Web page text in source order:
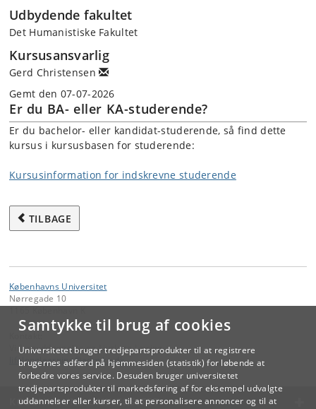
Samtykke til brug af cookies
Universitetet bruger tredjepartsprodukter til at registrere
brugernes adfærd på hjemmesiden (statistik) for løbende at
forbedre vores service. Desuden bruger universitetet
tredjepartsprodukter til markedsføring af for eksempel udvalgte
uddannelser eller kurser, til at personalisere annoncer og til at
Udbydende fakultet
Det Humanistiske Fakultet
Kursusansvarlig
Gerd Christensen
Gemt den 07-07-2026
Er du BA- eller KA-studerende?
Er du bachelor- eller kandidat-studerende, så find dette
kursus i kursusbasen for studerende:
Kursusinformation for indskrevne studerende
TILBAGE
Københavns Universitet
Nørregade 10
Videreuddannelse og Livslang Læring
lifelonglearning@adm.ku.dk
KØBENHAVNS UNIVERSITET